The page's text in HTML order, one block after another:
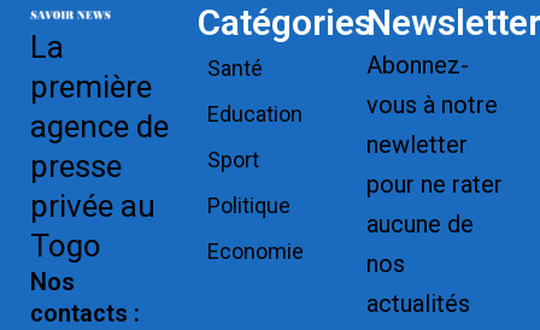
La
première
agence de
presse
privée au
Togo
Nos
contacts :
Catégories
Santé
Education
Sport
Politique
Economie
Newsletter
Abonnez-
vous à notre
newletter
pour ne rater
aucune de
nos
actualités